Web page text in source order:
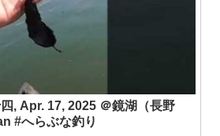
, Apr. 17, 2025 ＠鏡湖（長野
#へらぶな釣り